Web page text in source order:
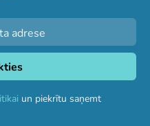
un piekrītu saņemt